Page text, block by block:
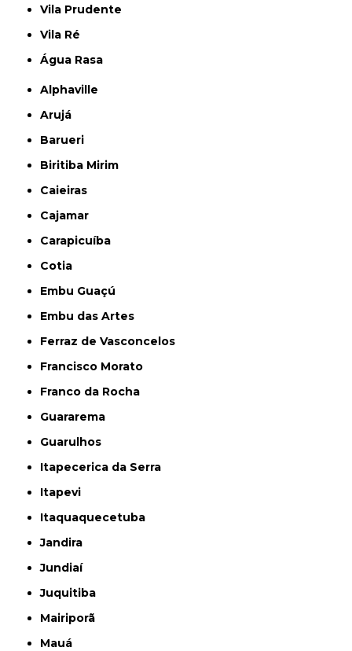
Vila Prudente
Vila Ré
Água Rasa
Alphaville
Arujá
Barueri
Biritiba Mirim
Caieiras
Cajamar
Carapicuíba
Cotia
Embu Guaçú
Embu das Artes
Ferraz de Vasconcelos
Francisco Morato
Franco da Rocha
Guararema
Guarulhos
Itapecerica da Serra
Itapevi
Itaquaquecetuba
Jandira
Jundiaí
Juquitiba
Mairiporã
Mauá